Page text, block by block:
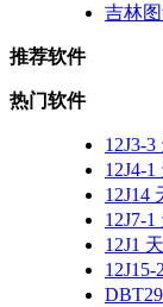
吉林
推荐软件
热门软件
12J3-
12J4-
12J14
12J7-
12J1